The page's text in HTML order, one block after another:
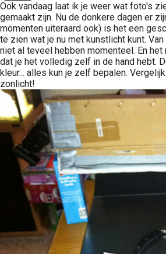
Ook vandaag laat ik je weer wat foto's
gemaakt zijn. Nu de donkere dagen er
momenten uiteraard ook) is het een
te zien wat je nu met kunstlicht kunt.
niet al teveel hebben momenteel. En het
dat je het volledig zelf in de hand hebt.
kleur... alles kun je zelf bepalen.
zonlicht!